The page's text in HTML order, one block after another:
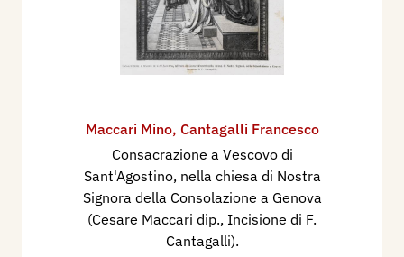
Maccari Mino, Cantagalli Francesco
Consacrazione a Vescovo di
Sant'Agostino, nella chiesa di Nostra
Signora della Consolazione a Genova
(Cesare Maccari dip., Incisione di F.
Cantagalli).